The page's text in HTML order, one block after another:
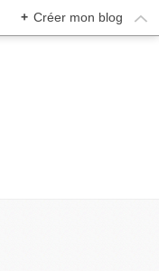
+ Créer mon blog